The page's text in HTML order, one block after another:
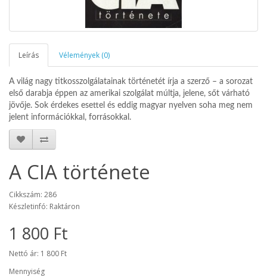
Leírás Vélemények (0)
A világ nagy titkosszolgálatainak történetét írja a szerző – a sorozat
első darabja éppen az amerikai szolgálat múltja, jelene, sőt várható
jövője. Sok érdekes esettel és eddig magyar nyelven soha meg nem
jelent információkkal, forrásokkal.
A CIA története
Cikkszám: 286
Készletinfó: Raktáron
1 800 Ft
Nettó ár: 1 800 Ft
Mennyiség